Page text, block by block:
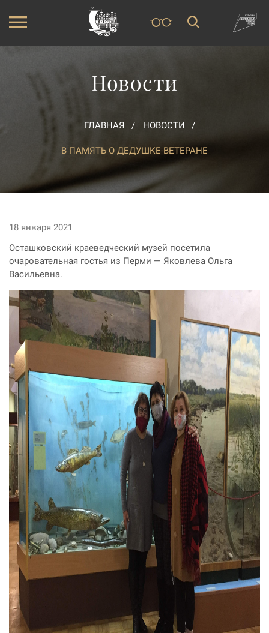
Новости
ГЛАВНАЯ НОВОСТИ
В ПАМЯТЬ О ДЕДУШКЕ-ВЕТЕРАНЕ
18 января 2021
Осташковский краеведческий музей посетила
очаровательная гостья из Перми — Яковлева Ольга
Васильевна.